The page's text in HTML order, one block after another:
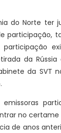
do Norte ter
participação,
da
da
emissoras
no
de anos